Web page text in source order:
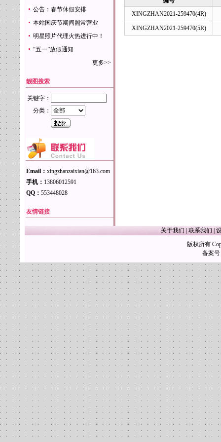
公告：春节休假安排
本站国庆节期间照常营业
明星照片代理火热进行中！
“五一”放假通知
更多>>
靓图搜索
关键字：
分类：
Email： xingzhanzaixian@163.com
手机： 13806012591
QQ： 553448028
友情链接
XINGZHAN2021-259470(4R)
XINGZHAN2021-259470(5R)
关于我们 联系我们
版权所有
备案号